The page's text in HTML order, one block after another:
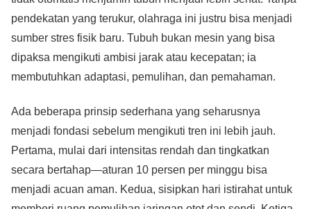
pendekatan yang terukur, olahraga ini justru bisa menjadi
sumber stres fisik baru. Tubuh bukan mesin yang bisa
dipaksa mengikuti ambisi jarak atau kecepatan; ia
membutuhkan adaptasi, pemulihan, dan pemahaman.
Ada beberapa prinsip sederhana yang seharusnya
menjadi fondasi sebelum mengikuti tren ini lebih jauh.
Pertama, mulai dari intensitas rendah dan tingkatkan
secara bertahap—aturan 10 persen per minggu bisa
menjadi acuan aman. Kedua, sisipkan hari istirahat untuk